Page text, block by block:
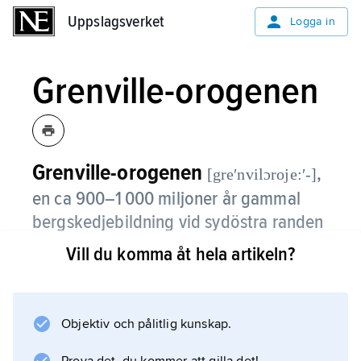
Uppslagsverket Logga in
Grenville-orogenen
Grenville-orogenen [greʹnvilɔroje:ʹ-],
en ca 900–1 000 miljoner år gammal
bergskedjebildning vid sydöstra randen
av den kanadensiska urbergsskölden,
Denna bergskedja är i dag nederoderad och
består till övervägande del av mer eller
Vill du komma åt hela artikeln?
Objektiv och pålitlig kunskap.